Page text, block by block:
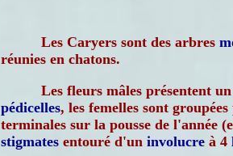
Les Caryers sont des arbres
réunies en chatons.
Les fleurs mâles présentent
pédicelles, les femelles sont
terminales sur la pousse de l'année
stigmates entouré d'un involucre à 4